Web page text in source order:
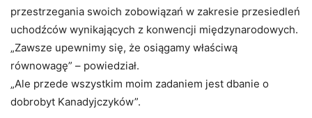
przestrzegania swoich zobowiązań w zakresie przesiedleń
uchodźców wynikających z konwencji międzynarodowych.
„Zawsze upewnimy się, że osiągamy właściwą
równowagę” – powiedział.
„Ale przede wszystkim moim zadaniem jest dbanie o
dobrobyt Kanadyjczyków”.